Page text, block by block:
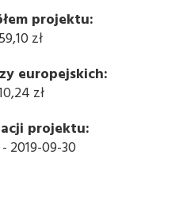
projektu:
zł
europejskich:
zł
projektu:
2019-09-30